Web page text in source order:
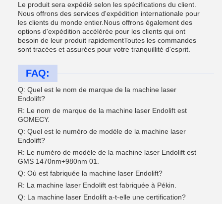
Le produit sera expédié selon les spécifications du client.
Nous offrons des services d'expédition internationale pour
les clients du monde entier.Nous offrons également des
options d'expédition accélérée pour les clients qui ont
besoin de leur produit rapidementToutes les commandes
sont tracées et assurées pour votre tranquillité d'esprit.
FAQ:
Q: Quel est le nom de marque de la machine laser
Endolift?
R: Le nom de marque de la machine laser Endolift est
GOMECY.
Q: Quel est le numéro de modèle de la machine laser
Endolift?
R: Le numéro de modèle de la machine laser Endolift est
GMS 1470nm+980nm 01.
Q: Où est fabriquée la machine laser Endolift?
R: La machine laser Endolift est fabriquée à Pékin.
Q: La machine laser Endolift a-t-elle une certification?